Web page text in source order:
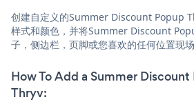
创建自定义的Summer Discount Popup
样式和颜色，并将Summer Discount
子，侧边栏，页脚或您喜欢的任何位置现场
How To Add a Summer
Thryv: